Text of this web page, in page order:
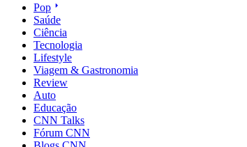
Pop
Saúde
Ciência
Tecnologia
Lifestyle
Viagem & Gastronomia
Review
Auto
Educação
CNN Talks
Fórum CNN